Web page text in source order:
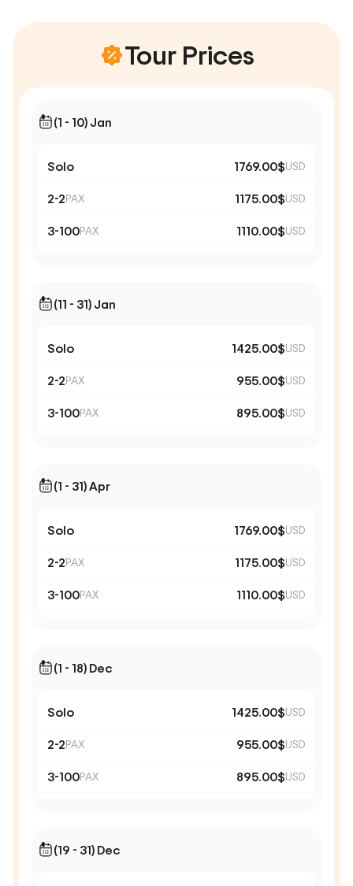
Tour Prices
(1 - 10) Jan
Solo 1769.00$USD
2-2PAX 1175.00$USD
3-100PAX 1110.00$USD
(11 - 31) Jan
Solo 1425.00$USD
2-2PAX 955.00$USD
3-100PAX 895.00$USD
(1 - 31) Apr
Solo 1769.00$USD
2-2PAX 1175.00$USD
3-100PAX 1110.00$USD
(1 - 18) Dec
Solo 1425.00$USD
2-2PAX 955.00$USD
3-100PAX 895.00$USD
(19 - 31) Dec